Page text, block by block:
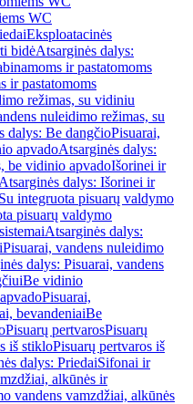
WC
Eksploatacinės
bidėAtsarginės dalys:
ir pastatomoms
ir pastatomoms
režimas, su vidiniu
nuleidimo režimas, su
dalys: Be dangčioPisuarai,
apvadoAtsarginės dalys:
be vidinio apvadoIšorinei ir
Atsarginės dalys: Išorinei ir
Su integruota pisuarų valdymo
pisuarų valdymo
Atsarginės dalys:
Pisuarai, vandens nuleidimo
dalys: Pisuarai, vandens
Be vidinio
Pisuarai,
bevandeniaiBe
Pisuarų pertvarosPisuarų
iš stikloPisuarų pertvaros iš
dalys: PriedaiSifonai ir
alkūnės ir
vandens vamzdžiai, alkūnės